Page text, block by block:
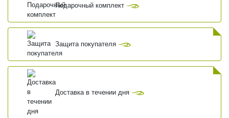
Подарочный комплект
Защита покупателя
Доставка в течении дня